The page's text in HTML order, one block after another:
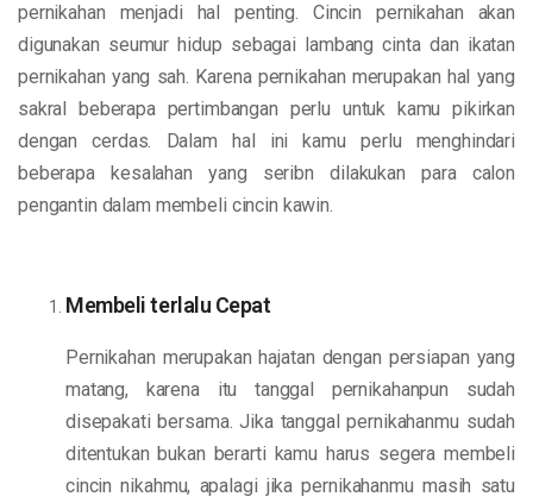
pernikahan menjadi hal penting. Cincin pernikahan akan
digunakan seumur hidup sebagai lambang cinta dan ikatan
pernikahan yang sah. Karena pernikahan merupakan hal yang
sakral beberapa pertimbangan perlu untuk kamu pikirkan
dengan cerdas. Dalam hal ini kamu perlu menghindari
beberapa kesalahan yang seribn dilakukan para calon
pengantin dalam membeli cincin kawin.
Membeli terlalu Cepat
Pernikahan merupakan hajatan dengan persiapan yang
matang, karena itu tanggal pernikahanpun sudah
disepakati bersama. Jika tanggal pernikahanmu sudah
ditentukan bukan berarti kamu harus segera membeli
cincin nikahmu, apalagi jika pernikahanmu masih satu